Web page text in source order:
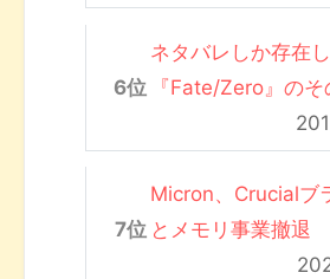
ネタバレしか存在
『Fate/Zero』の
Micron、Crucialブ
とメモリ事業撤退